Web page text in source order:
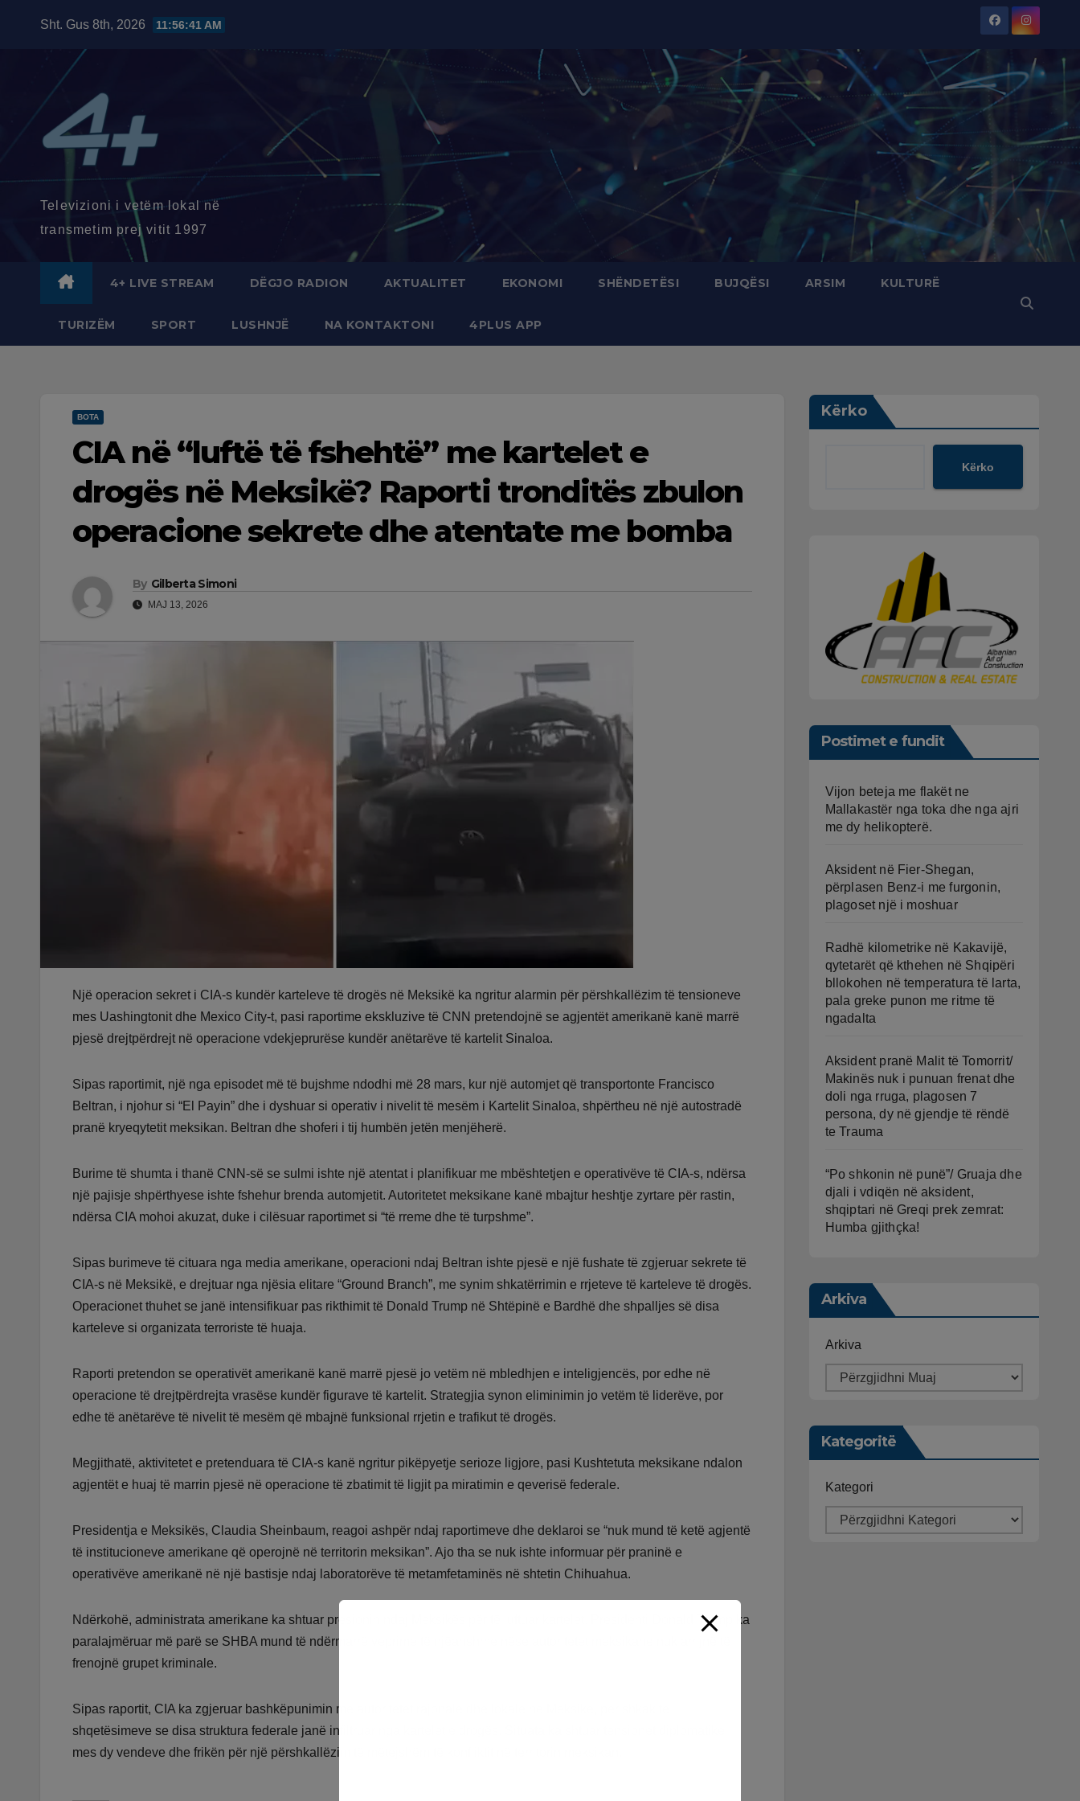
Sht. Gus 8th, 2026 11:56:42 AM
Televizioni i vetëm lokal në
transmetim prej vitit 1997
4+ LIVE STREAM DËGJO RADION AKTUALITET EKONOMI SHËNDETËSI BUJQËSI ARSIM KULTURË
TURIZËM SPORT LUSHNJË NA KONTAKTONI 4PLUS APP
BOTA
CIA në “luftë të fshehtë” me kartelet e
drogës në Meksikë? Raporti tronditës zbulon
operacione sekrete dhe atentate me bomba
By Gilberta Simoni
MAJ 13, 2026
Një operacion sekret i CIA-s kundër karteleve të drogës në Meksikë ka ngritur alarmin për përshkallëzim të tensioneve
mes Uashingtonit dhe Mexico City-t, pasi raportime ekskluzive të CNN pretendojnë se agjentët amerikanë kanë marrë
pjesë drejtpërdrejt në operacione vdekjeprurëse kundër anëtarëve të kartelit Sinaloa.
Sipas raportimit, një nga episodet më të bujshme ndodhi më 28 mars, kur një automjet që transportonte Francisco
Beltran, i njohur si “El Payin” dhe i dyshuar si operativ i nivelit të mesëm i Kartelit Sinaloa, shpërtheu në një autostradë
pranë kryeqytetit meksikan. Beltran dhe shoferi i tij humbën jetën menjëherë.
Burime të shumta i thanë CNN-së se sulmi ishte një atentat i planifikuar me mbështetjen e operativëve të CIA-s, ndërsa
një pajisje shpërthyese ishte fshehur brenda automjetit. Autoritetet meksikane kanë mbajtur heshtje zyrtare për rastin,
ndërsa CIA mohoi akuzat, duke i cilësuar raportimet si “të rreme dhe të turpshme”.
Sipas burimeve të cituara nga media amerikane, operacioni ndaj Beltran ishte pjesë e një fushate të zgjeruar sekrete të
CIA-s në Meksikë, e drejtuar nga njësia elitare “Ground Branch”, me synim shkatërrimin e rrjeteve të karteleve të drogës.
Operacionet thuhet se janë intensifikuar pas rikthimit të Donald Trump në Shtëpinë e Bardhë dhe shpalljes së disa
karteleve si organizata terroriste të huaja.
Raporti pretendon se operativët amerikanë kanë marrë pjesë jo vetëm në mbledhjen e inteligjencës, por edhe në
operacione të drejtpërdrejta vrasëse kundër figurave të kartelit. Strategjia synon eliminimin jo vetëm të liderëve, por
edhe të anëtarëve të nivelit të mesëm që mbajnë funksional rrjetin e trafikut të drogës.
Megjithatë, aktivitetet e pretenduara të CIA-s kanë ngritur pikëpyetje serioze ligjore, pasi Kushtetuta meksikane ndalon
agjentët e huaj të marrin pjesë në operacione të zbatimit të ligjit pa miratimin e qeverisë federale.
Presidentja e Meksikës, Claudia Sheinbaum, reagoi ashpër ndaj raportimeve dhe deklaroi se “nuk mund të ketë agjentë
të institucioneve amerikane që operojnë në territorin meksikan”. Ajo tha se nuk ishte informuar për praninë e
operativëve amerikanë në një bastisje ndaj laboratorëve të metamfetaminës në shtetin Chihuahua.
Ndërkohë, administrata amerikane ka shtuar presionin ndaj Meksikës për të luftuar kartelet. Presidenti Donald Trump ka
paralajmëruar më parë se SHBA mund të ndërmarrë veprime të njëanshme nëse autoritetet meksikane nuk arrijnë të
frenojnë grupet kriminale.
Sipas raportit, CIA ka zgjeruar bashkëpunimin me autoritetet rajonale dhe lokale në Meksikë, për shkak të
shqetësimeve se disa struktura federale janë infiltruar nga kartelet e drogës. Situata ka shtuar tensionet diplomatike
mes dy vendeve dhe frikën për një përshkallëzim të mëtejshëm të konfliktit në territorin meksikan.
Kërko
Kërko
Postimet e fundit
Vijon beteja me flakët ne
Mallakastër nga toka dhe nga ajri
me dy helikopterë.
Aksident në Fier-Shegan,
përplasen Benz-i me furgonin,
plagoset një i moshuar
Radhë kilometrike në Kakavijë,
qytetarët që kthehen në Shqipëri
bllokohen në temperatura të larta,
pala greke punon me ritme të
ngadalta
Aksident pranë Malit të Tomorrit/
Makinës nuk i punuan frenat dhe
doli nga rruga, plagosen 7
persona, dy në gjendje të rëndë
te Trauma
“Po shkonin në punë”/ Gruaja dhe
djali i vdiqën në aksident,
shqiptari në Greqi prek zemrat:
Humba gjithçka!
Arkiva
Arkiva
Kategoritë
Kategori